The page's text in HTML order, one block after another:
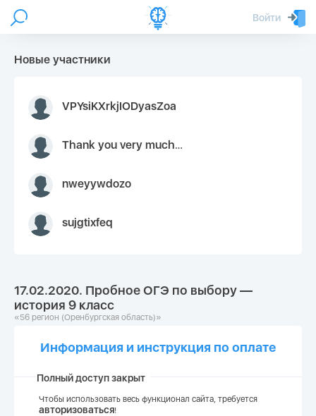
Войти
Новые участники
VPYsiKXrkjIODyasZoa
Thank you very much for your inquiry We appreciate you 9126052 https://youtube.com faceapple !
nweyywdozo
sujgtixfeq
17.02.2020. Пробное ОГЭ по выбору —
история 9 класс
«56 регион (Оренбургская область)»
Информация и инструкция по оплате
Полный доступ закрыт
Чтобы использовать весь функционал сайта, требуется
авторизоваться!